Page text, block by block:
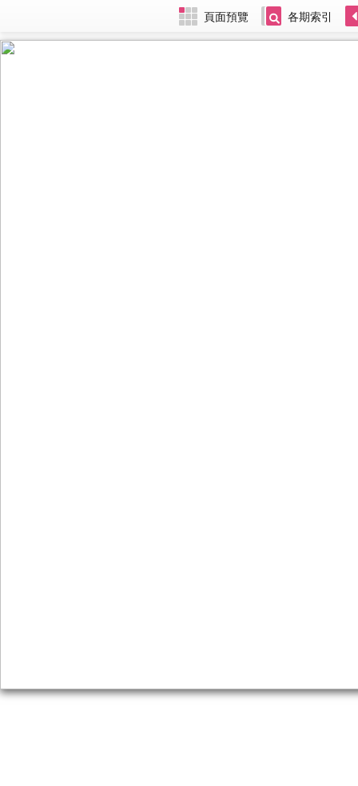
頁面預覽 各期索引